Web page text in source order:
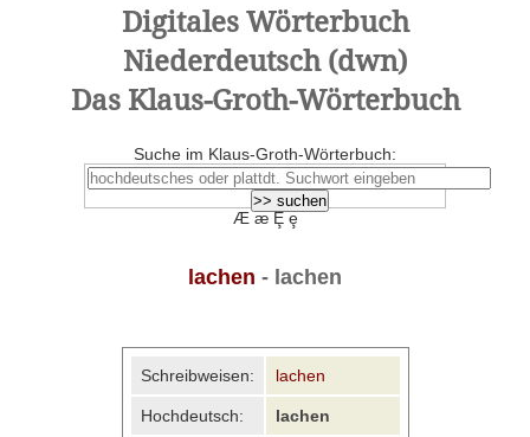
Digitales Wörterbuch
Niederdeutsch (dwn)
Das Klaus-Groth-Wörterbuch
Suche im Klaus-Groth-Wörterbuch:
Æ æ Ȩ ȩ
lachen - lachen
Schreibweisen: lachen
Hochdeutsch: lachen